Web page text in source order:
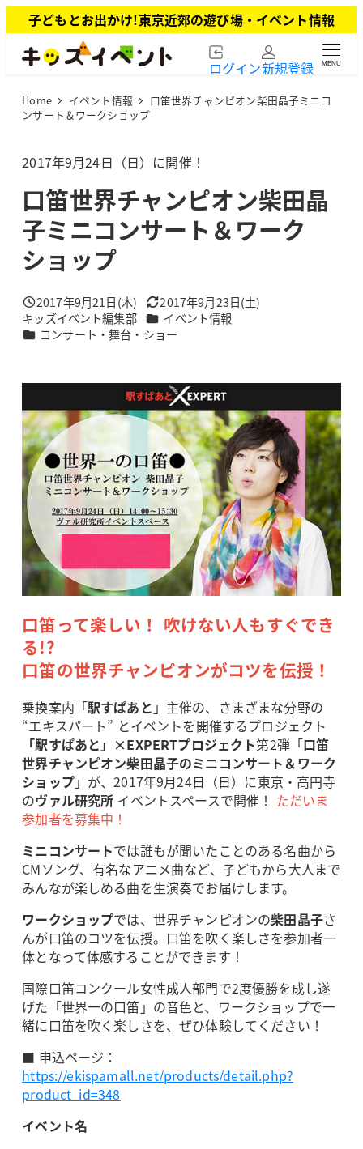
イ
子どもとお出かけ!東京近郊の遊び場・イベント情報
ログイン新規登録 MENU
Home イベント情報
口笛世界チャンピオン柴田晶子ミニコ
ンサート＆ワークショップ
2017年9月24日（日）に開催！
口笛世界チャンピオン柴田晶
子ミニコンサート＆ワーク
ショップ
投稿日
2017年9月21日(木) 更新日
2017年9月23日(土)
著
者
キッズイベント編集部 カテゴリー
イベント情報
カテゴリー
コンサート・舞台・ショー
口笛って楽しい！ 吹けない人もすぐでき
る!?
口笛の世界チャンピオンがコツを伝授！
乗換案内「駅すぱあと 」主催の、さまざまな分野の
“エキスパート” とイベントを開催するプロジェクト
「駅すぱあと」×EXPERTプロジェクト第2弾「口笛
世界チャンピオン柴田晶子のミニコンサート＆ワーク
ショップ」が、2017年9月24日（日）に東京・高円寺
のヴァル研究所 イベントスペースで開催！ ただいま
参加者を募集中！
ミニコンサートでは誰もが聞いたことのある名曲から
CMソング、有名なアニメ曲など、子どもから大人まで
みんなが楽しめる曲を生演奏でお届けします。
ワークショップでは、世界チャンピオンの柴田晶子さ
んが口笛のコツを伝授。口笛を吹く楽しさを参加者一
体となって体感することができます！
国際口笛コンクール女性成人部門で2度優勝を成し遂
げた「世界一の口笛」の音色と、ワークショップで一
緒に口笛を吹く楽しさを、ぜひ体験してください！
■ 申込ページ：
https://ekispamall.net/products/detail.php?
product_id=348
イベント名